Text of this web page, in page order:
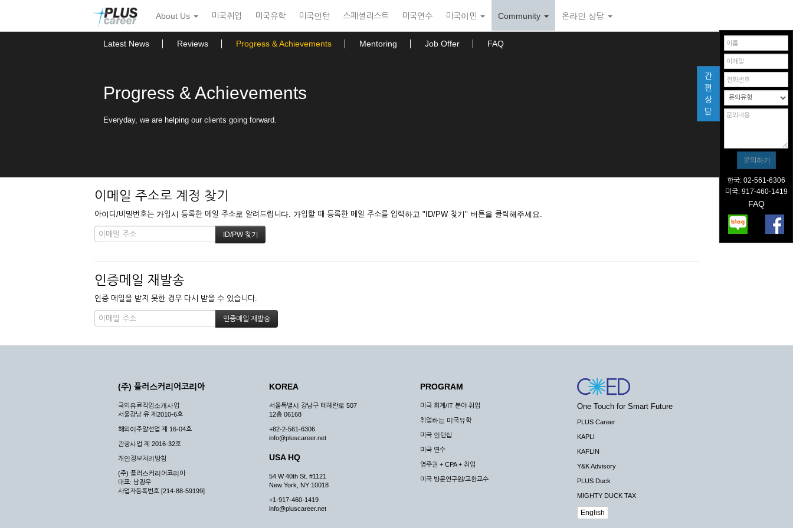
뉴
토
About Us 미국취업 미국유학 미국인턴 스페셜리스트 미국연수 미국이민 Community 온라인 상담
Latest News Reviews Progress & Achievements Mentoring Job Offer FAQ
Progress & Achievements
Everyday, we are helping our clients going forward.
이메일 주소로 계정 찾기
아이디/비밀번호는 가입시 등록한 메일 주소로 알려드립니다. 가입할 때 등록한 메일 주소를 입력하고 "ID/PW 찾기" 버튼을 클릭해주세요.
인증메일 재발송
인증 메일을 받지 못한 경우 다시 받을 수 있습니다.
간
편
상
담
한국: 02-561-6306
미국: 917-460-1419
FAQ
(주) 플러스커리어코리아
국외유료직업소개사업
서울강남 유 제2010-6호
해외이주알선업 제 16-04호
관광사업 제 2016-32호
개인정보처리방침
(주) 플러스커리어코리아
대표: 남광우
사업자등록번호 [214-88-59199]
KOREA
서울특별시 강남구 테헤란로 507
12층 06168
+82-2-561-6306
info@pluscareer.net
USA HQ
54 W 40th St. #1121
New York, NY 10018
+1-917-460-1419
info@pluscareer.net
PROGRAM
미국 회계/IT 분야 취업
취업하는 미국유학
미국 인턴십
미국 연수
영주권 + CPA + 취업
미국 방문연구원/교환교수
One Touch for Smart Future
PLUS Career
KAPLI
KAFLIN
Y&K Advisory
PLUS Duck
MIGHTY DUCK TAX
English